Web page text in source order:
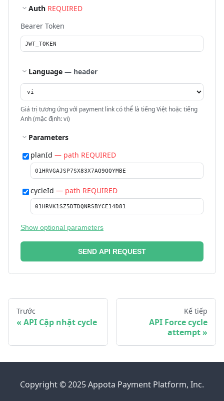
Auth REQUIRED
Bearer Token
Language — header
Giá trị tương ứng với payment link có thể là tiếng Việt hoặc tiếng
Anh (mặc định: vi)
Parameters
planId — path REQUIRED
cycleId — path REQUIRED
Show optional parameters
SEND API REQUEST
Trước
API Cập nhật cycle
Kế tiếp
API Force cycle
attempt
Copyright © 2025 Appota Payment Platform, Inc.